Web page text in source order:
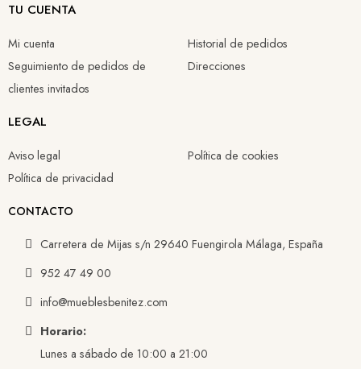
TU CUENTA
Mi cuenta
Seguimiento de pedidos de
clientes invitados
Historial de pedidos
Direcciones
LEGAL
Aviso legal
Política de privacidad
Política de cookies
CONTACTO
Carretera de Mijas s/n 29640 Fuengirola Málaga, España
952 47 49 00
info@mueblesbenitez.com
Horario:
Lunes a sábado de 10:00 a 21:00